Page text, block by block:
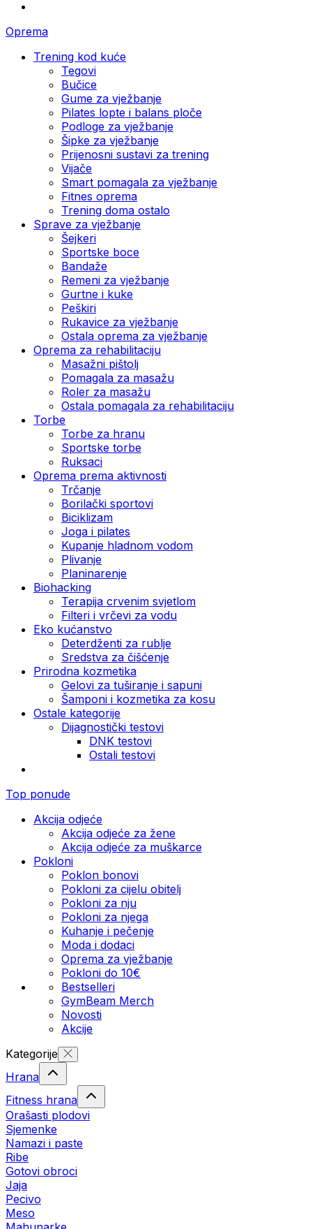
Oprema
Trening kod kuće
Tegovi
Bučice
Gume za vježbanje
Pilates lopte i balans ploče
Podloge za vježbanje
Šipke za vježbanje
Prijenosni sustavi za trening
Vijače
Smart pomagala za vježbanje
Fitnes oprema
Trening doma ostalo
Sprave za vježbanje
Šejkeri
Sportske boce
Bandaže
Remeni za vježbanje
Gurtne i kuke
Peškiri
Rukavice za vježbanje
Ostala oprema za vježbanje
Oprema za rehabilitaciju
Masažni pištolj
Pomagala za masažu
Roler za masažu
Ostala pomagala za rehabilitaciju
Torbe
Torbe za hranu
Sportske torbe
Ruksaci
Oprema prema aktivnosti
Trčanje
Borilački sportovi
Biciklizam
Joga i pilates
Kupanje hladnom vodom
Plivanje
Planinarenje
Biohacking
Terapija crvenim svjetlom
Filteri i vrčevi za vodu
Eko kućanstvo
Deterdženti za rublje
Sredstva za čišćenje
Prirodna kozmetika
Gelovi za tuširanje i sapuni
Šamponi i kozmetika za kosu
Ostale kategorije
Dijagnostički testovi
DNK testovi
Ostali testovi
Top ponude
Akcija odjeće
Akcija odjeće za žene
Akcija odjeće za muškarce
Pokloni
Poklon bonovi
Pokloni za cijelu obitelj
Pokloni za nju
Pokloni za njega
Kuhanje i pečenje
Moda i dodaci
Oprema za vježbanje
Pokloni do 10€
Bestselleri
GymBeam Merch
Novosti
Akcije
Kategorije
Hrana
Fitness hrana
Orašasti plodovi
Sjemenke
Namazi i paste
Ribe
Gotovi obroci
Jaja
Pecivo
Meso